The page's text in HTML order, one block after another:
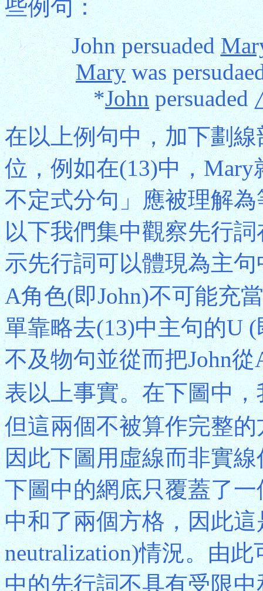
些例句：
John persuaded
Marywas
*John
在以上例句中，加下劃
位，例如在(13)中，
不定式分句」應被理解為
以下我們集中觀察先行
示先行詞可以體現為主句
A角色(即John)不可能充
單靠略去(13)中主句的U
不及物句並從而把John從
表以上事實。在下圖中
但這兩個不被算作完整
因此下圖用虛線而非實
下圖中的網底只覆蓋了
中和了兩個方格，因此這
neutralization)情況。由
中的先行詞不具有受限